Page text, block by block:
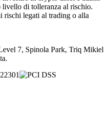
livello di tolleranza al rischio.
legati al trading o alla
7, Spinola Park, Triq Mikiel